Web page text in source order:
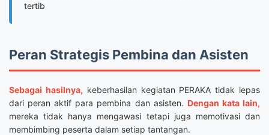
tertib
Peran Strategis Pembina dan Asisten
Sebagai hasilnya, keberhasilan kegiatan PERAKA tidak lepas
dari peran aktif para pembina dan asisten. Dengan kata lain,
mereka tidak hanya mengawasi tetapi juga memotivasi dan
membimbing peserta dalam setiap tantangan.